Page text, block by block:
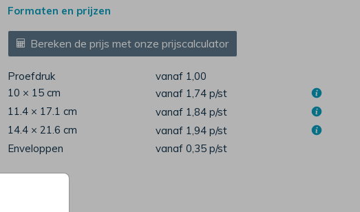
Formaten en prijzen
Bereken de prijs met onze prijscalculator
Proefdruk
vanaf 1,00
10 × 15 cm
vanaf 1,74 p/st
11.4 × 17.1 cm
vanaf 1,84 p/st
14.4 × 21.6 cm
vanaf 1,94 p/st
Enveloppen
vanaf 0,35 p/st